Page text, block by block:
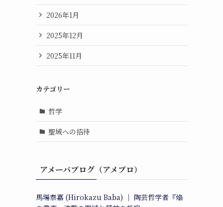
2026年1月
2025年12月
2025年11月
カテゴリー
哲学
聖域への招待
アメーバブログ（アメブロ）
馬場泰嘉 (Hirokazu Baba) ｜ 陶芸哲学者『焔